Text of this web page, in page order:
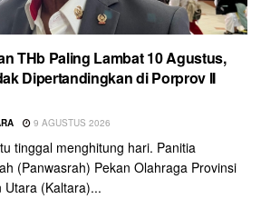
THb Paling Lambat 10 Agustus,
Dipertandingkan di Porprov II
9 AGUSTUS 2026
tinggal menghitung hari. Panitia
(Panwasrah) Pekan Olahraga Provinsi
Utara (Kaltara)...